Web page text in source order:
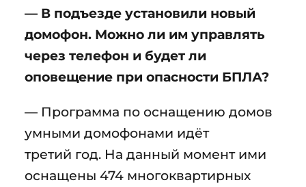
— В подъезде установили новый
домофон. Можно ли им управлять
через телефон и будет ли
оповещение при опасности БПЛА?
— Программа по оснащению домов
умными домофонами идёт
третий год. На данный момент ими
оснащены 474 многоквартирных